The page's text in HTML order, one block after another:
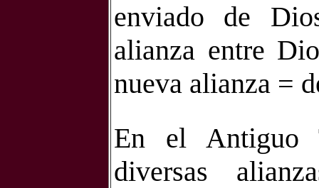
enviado de
alianza entre
nueva alianza =
En el Antiguo
diversas